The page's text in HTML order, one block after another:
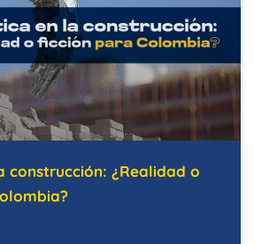
construcción: ¿Realidad o